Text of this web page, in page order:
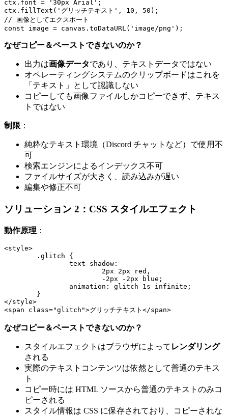
ctx.font = '30px Arial';
ctx.fillText('グリッチテキスト', 10, 50);
// 画像としてエクスポート
なぜコピー＆ペーストできないのか？
出力は画像データであり、テキストデータではない
オペレーティングシステムのクリップボードはこれを
「テキスト」として認識しない
コピーしても画像ファイルしかコピーできず、テキス
トではない
制限 ：
純粋なテキスト環境（Discord チャットなど）で使用不
可
検索エンジンによるインデックス不可
ファイルサイズが大きく、読み込みが遅い
編集や修正不可
ソリューション 2：CSS スタイルエフェクト
動作原理 ：
<style>
</style>
なぜコピー＆ペーストできないのか？
スタイルエフェクトはブラウザによって レンダリング
される
実際のテキストコンテンツは依然として普通のテキス
ト
コピー時には HTML ソースから普通のテキストのみコ
ピーされる
スタイル情報は CSS に保存されており、コピーされな